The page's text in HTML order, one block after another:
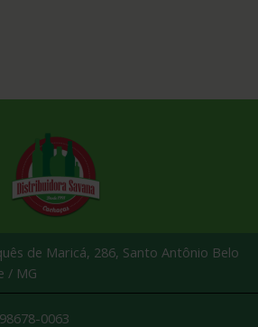
de Maricá, 286, Santo Antônio Belo
/ MG
0063